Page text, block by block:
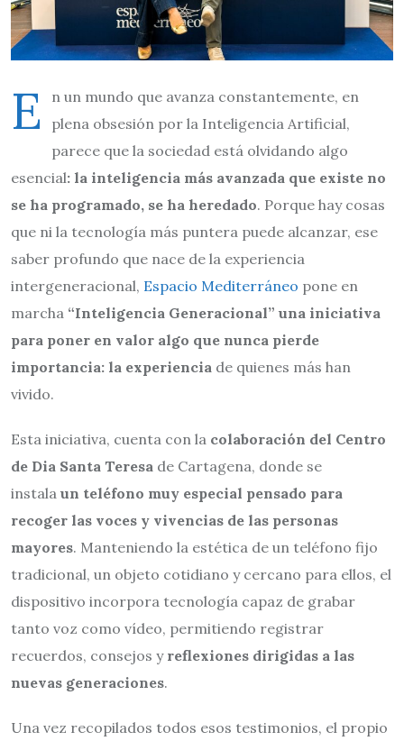
E
n un mundo que avanza constantemente, en
plena obsesión por la Inteligencia Artificial,
parece que la sociedad está olvidando algo
esencial: la inteligencia más avanzada que existe no
se ha programado, se ha heredado. Porque hay cosas
que ni la tecnología más puntera puede alcanzar, ese
saber profundo que nace de la experiencia
intergeneracional, Espacio Mediterráneo pone en
marcha “Inteligencia Generacional” una iniciativa
para poner en valor algo que nunca pierde
importancia: la experiencia de quienes más han
vivido.
Esta iniciativa, cuenta con la colaboración del Centro
de Dia Santa Teresa de Cartagena, donde se
instala un teléfono muy especial pensado para
recoger las voces y vivencias de las personas
mayores. Manteniendo la estética de un teléfono fijo
tradicional, un objeto cotidiano y cercano para ellos, el
dispositivo incorpora tecnología capaz de grabar
tanto voz como vídeo, permitiendo registrar
recuerdos, consejos y reflexiones dirigidas a las
nuevas generaciones.
Una vez recopilados todos esos testimonios, el propio